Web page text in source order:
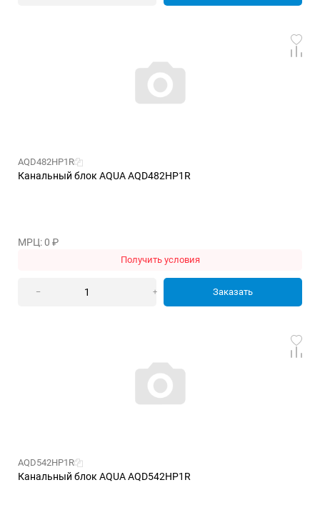
AQD482HP1R
Канальный блок AQUA AQD482HP1R
МРЦ: 0 ₽
Получить условия
– + Заказать
AQD542HP1R
Канальный блок AQUA AQD542HP1R